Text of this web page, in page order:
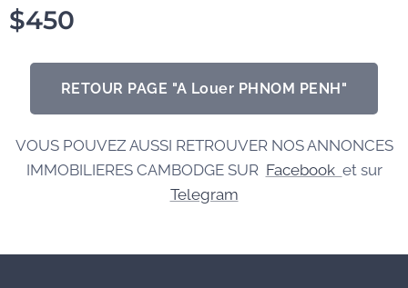
$450
RETOUR PAGE "A Louer PHNOM PENH"
VOUS POUVEZ AUSSI RETROUVER NOS ANNONCES
IMMOBILIERES CAMBODGE SUR Facebook et sur
Telegram